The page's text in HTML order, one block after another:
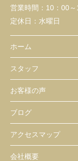
営業時間： 10：00
定休日： 水曜日
ホーム
スタッフ
お客様の声
ブログ
アクセスマップ
会社概要